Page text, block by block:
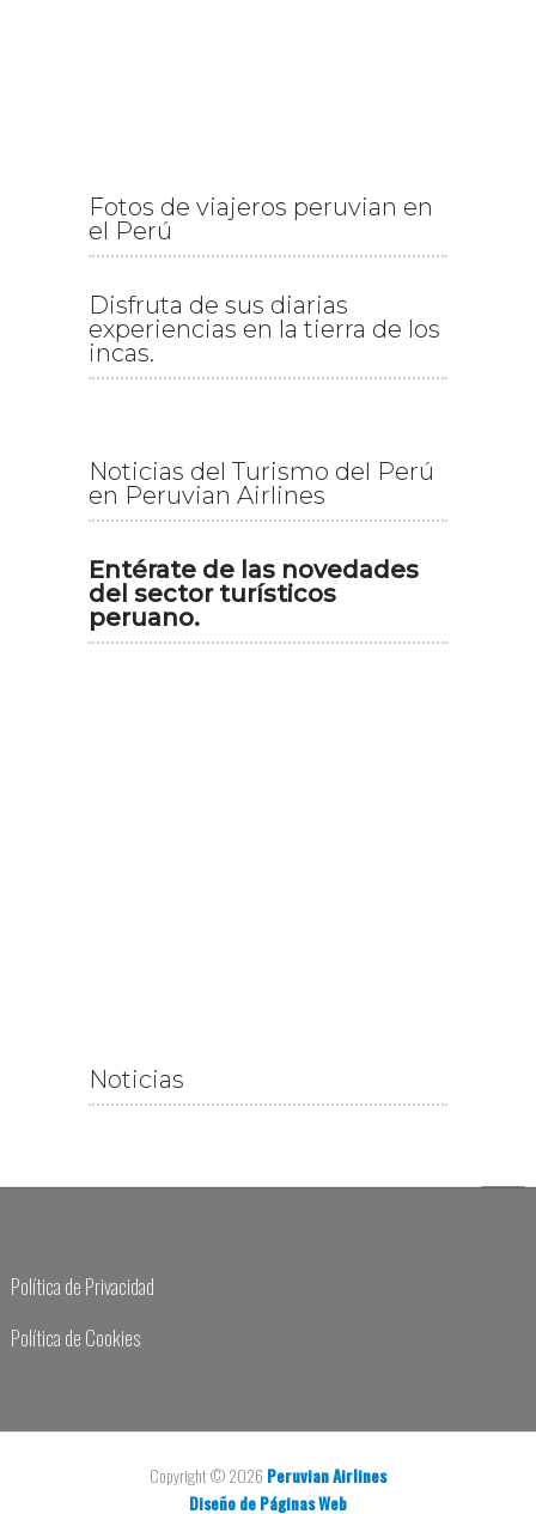
Fotos de viajeros peruvian en
el Perú
Disfruta de sus diarias
experiencias en la tierra de los
incas.
Noticias del Turismo del Perú
en Peruvian Airlines
Entérate de las novedades
del sector turísticos
peruano.
Noticias
Política de Privacidad
Política de Cookies
Copyright © 2026 Peruvian Airlines
Diseño de Páginas Web